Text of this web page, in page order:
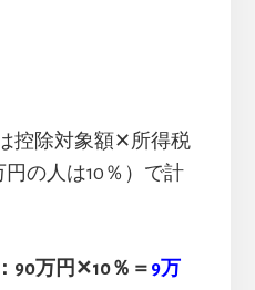
控除対象額✕所得税
の人は10％）で計
90万円✕10％＝ 9万